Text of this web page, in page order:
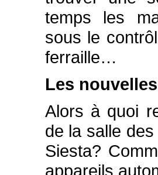
temps les
sous le
ferraille…
Les
Alors à quoi
de la salle
Siesta?
appareils